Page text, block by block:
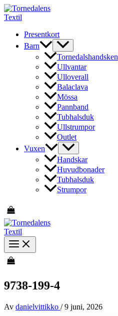
Hoppa
till
Presentkort
Barn
Tornedalshandsken
Ullvantar
Ulloverall
Balaclava
Mössa
Pannband
Tubhalsduk
Ullstrumpor
Outlet
Vuxen
Handskar
Huvudbonader
Tubhalsduk
Strumpor
9738-199-4
Av danielvittikko /9 juni, 2026